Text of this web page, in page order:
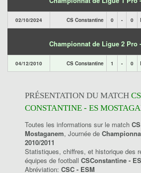
02/10/2024 CS Constantine 0 - 0
Championnat de Ligue 2 Pro -
04/12/2010 CS Constantine 1 - 0
PRÉSENTATION DU MATCH CS
CONSTANTINE - ES
Toutes les informations sur le match
Mostaganem, Journée de
2010/2011
Statistiques, chiffres, et historique des
équipes de football CSConstantine -
Abréviation: CSC - ESM